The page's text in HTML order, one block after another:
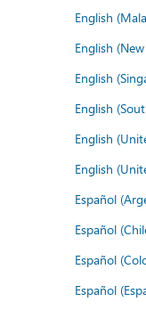
English
English
English
English
English
English
Español
Español
Español
Español